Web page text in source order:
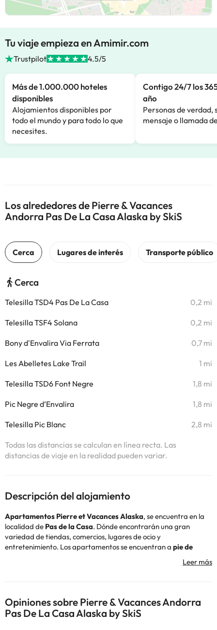
Tu viaje empieza en Amimir.com
Trustpilot 4.5/5
Más de 1.000.000 hoteles
disponibles
Alojamientos disponibles por
todo el mundo y para todo lo que
necesites.
Contigo 24/7 los
año
Personas de verdad,
mensaje o llamada
Los alrededores de Pierre & Vacances
Andorra Pas De La Casa Alaska by SkiS
Cerca
Telesilla TSD4 Pas De La Casa 0,2 mi
Telesilla TSF4 Solana 0,2 mi
Bony d'Envalira Via Ferrata 0,7 mi
Les Abelletes Lake Trail 1 mi
Telesilla TSD6 Font Negre 1,8 mi
Pic Negre d’Envalira 1,8 mi
Telesilla Pic Blanc 2,8 mi
Todas las distancias se calculan en línea recta. Las
distancias de viaje en la realidad pueden variar.
Descripción del alojamiento
Apartamentos Pierre et Vacances Alaska, se encuentra en la
localidad de Pas de la Casa. Dónde encontrarán una gran
variedad de tiendas, comercios, lugares de ocio y
entretenimiento. Los apartamentos se encuentran a pie de
parada de transporte público que les permitirá viajar por el
Principado.
Opiniones sobre Pierre & Vacances Andorra
Pas De La Casa Alaska by SkiS